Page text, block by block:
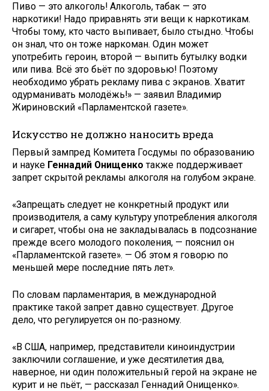
Пиво — это алкоголь! Алкоголь, табак — это
наркотики! Надо приравнять эти вещи к наркотикам.
Чтобы тому, кто часто выпивает, было стыдно. Чтобы
он знал, что он тоже наркоман. Один может
употребить героин, второй — выпить бутылку водки
или пива. Всё это бьёт по здоровью! Поэтому
необходимо убрать рекламу пива с экранов. Хватит
одурманивать молодёжь!» — заявил Владимир
Жириновский «Парламентской газете».
Искусство не должно наносить вреда
Первый зампред Комитета Госдумы по образованию
и науке Геннадий Онищенко также поддерживает
запрет скрытой рекламы алкоголя на голубом экране.
«Запрещать следует не конкретный продукт или
производителя, а саму культуру употребления алкоголя
и сигарет, чтобы она не закладывалась в подсознание
прежде всего молодого поколения, — пояснил он
«Парламентской газете». — Об этом я говорю по
меньшей мере последние пять лет».
По словам парламентария, в международной
практике такой запрет давно существует. Другое
дело, что регулируется он по-разному.
«В США, например, представители киноиндустрии
заключили соглашение, и уже десятилетия два,
наверное, ни один положительный герой на экране не
курит и не пьёт, — рассказал Геннадий Онищенко».